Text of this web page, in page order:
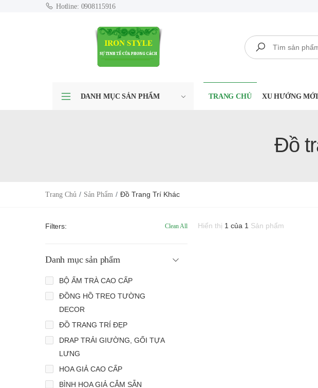
Hotline: 0908115916
Tìm kiếm
DANH MỤC SẢN PHẨM TRANG CHỦ XU HƯỚNG MỚI
Đồ
Trang Chủ Sản Phẩm Đồ Trang Trí Khác
Hiển thị 1 của 1 Sản phẩm
Filters: Clean All
Danh mục sản phẩm
BỘ ẤM TRÀ CAO CẤP
ĐỒNG HỒ TREO TƯỜNG
DECOR
ĐỒ TRANG TRÍ ĐẸP
DRAP TRẢI GIƯỜNG, GỐI TỰA
LƯNG
HOA GIẢ CAO CẤP
BÌNH HOA GIẢ CẮM SẴN